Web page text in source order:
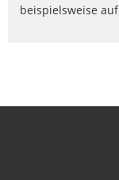
beispielsweise